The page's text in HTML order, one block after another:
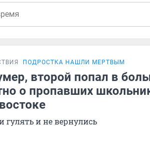
ПОДРОСТКА НАШЛИ МЕРТВЫМ
второй попал в
о пропавших
гулять и не вернулись